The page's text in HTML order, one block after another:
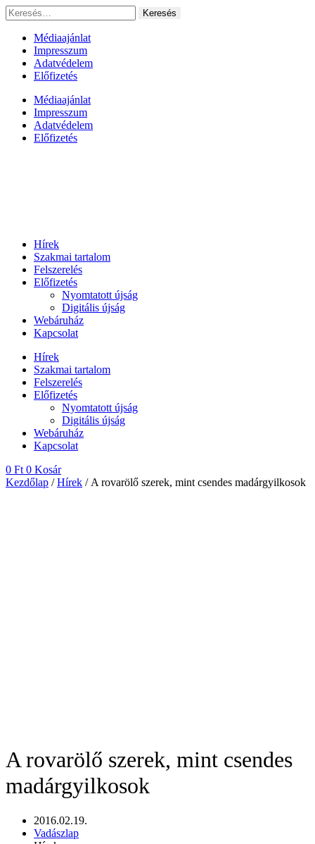
Ugrás
a
tartalomhoz
Keresés:
Médiaajánlat
Impresszum
Adatvédelem
Előfizetés
Médiaajánlat
Impresszum
Adatvédelem
Előfizetés
Hírek
Szakmai tartalom
Felszerelés
Előfizetés
Nyomtatott újság
Digitális újság
Webáruház
Kapcsolat
Hírek
Szakmai tartalom
Felszerelés
Előfizetés
Nyomtatott újság
Digitális újság
Webáruház
Kapcsolat
0 Ft 0 Kosár
Kezdőlap /Hírek / A rovarölő szerek, mint csendes madárgyilkosok
A rovarölő szerek, mint csendes
madárgyilkosok
2016.02.19.
Vadászlap